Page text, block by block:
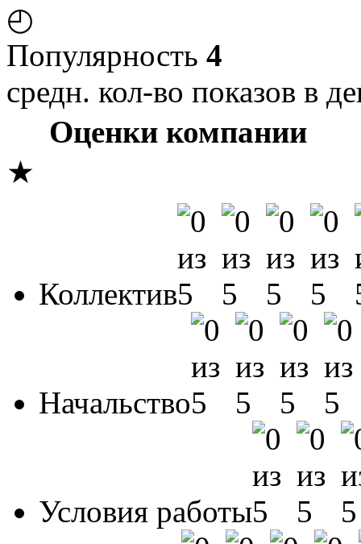
◴
Популярность 4
средн. кол-во показов в
Оценки компании
★
Коллектив
Начальство
Условия работы